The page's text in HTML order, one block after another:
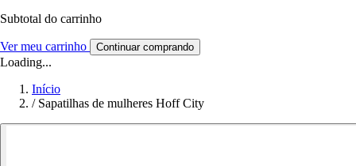
Subtotal do carrinho
Ver meu carrinho Continuar comprando
Loading...
Início
/ Sapatilhas de mulheres Hoff City